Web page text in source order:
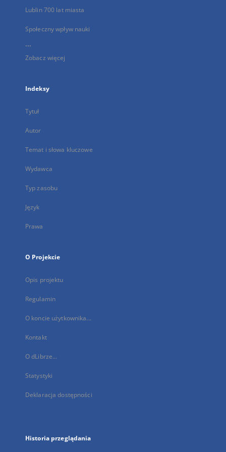
Lublin 700 lat miasta
Społeczny wpływ nauki
...
Zobacz więcej
Indeksy
Tytuł
Autor
Temat i słowa kluczowe
Wydawca
Typ zasobu
Język
Prawa
O Projekcie
Opis projektu
Regulamin
O koncie użytkownika...
Kontakt
O dLibrze...
Statystyki
Deklaracja dostępności
Historia przeglądania